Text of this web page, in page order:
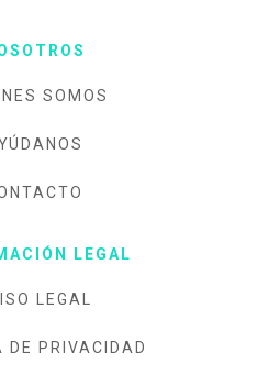
SOMOS
LEGAL
LEGAL
DE PRIVACIDAD